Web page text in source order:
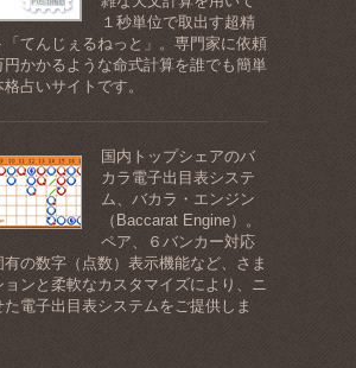
１秒単位で取出す超精
「てんじぇるねっと」。専門家に依頼
かかるような命式計算を誰でも簡単
占いサイトです。
国内トップシェアのバ
カラ電子出目表システ
ム、バカラ・エンジン
（Baccarat Engine）。
ペア、６バンカー対応
の数字（点数）表示機能など、さま
ョンと柔軟なカスタマイズにより、ニ
電子出目表システムをご提供しま